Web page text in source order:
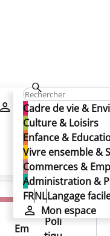
Cadre de vie &
Culture & Loisirs
Enfance &
Vivre ensemble &
Commerces &
Administration &
FRNLLangage
Mon espace
Mon espace
Co
mm
erc
es
&
Em
Ad
min
istr
atio
n &
Poli